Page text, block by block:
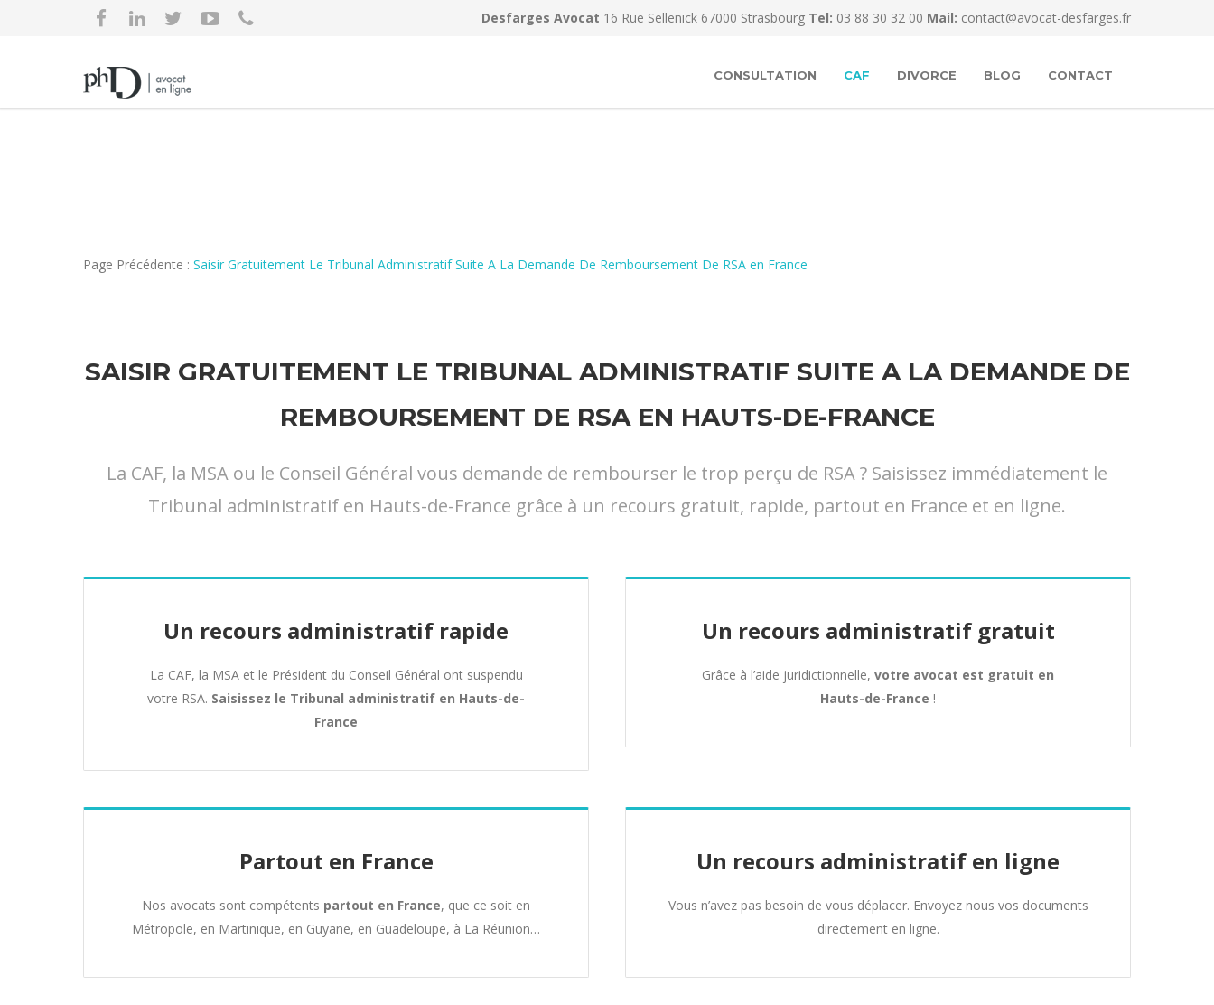
Desfarges Avocat 16 Rue Sellenick 67000 Strasbourg Tel: 03 88 30 32 00 Mail: contact@avocat-desfarges.fr
CONSULTATION CAF DIVORCE BLOG CONTACT
Page Précédente : Saisir Gratuitement Le Tribunal Administratif Suite A La Demande De Remboursement De RSA en France
SAISIR GRATUITEMENT LE TRIBUNAL ADMINISTRATIF SUITE A LA DEMANDE DE
REMBOURSEMENT DE RSA EN HAUTS-DE-FRANCE
La CAF, la MSA ou le Conseil Général vous demande de rembourser le trop perçu de RSA ? Saisissez immédiatement le
Tribunal administratif en Hauts-de-France grâce à un recours gratuit, rapide, partout en France et en ligne.
Un recours administratif rapide
La CAF, la MSA et le Président du Conseil Général ont suspendu
votre RSA. Saisissez le Tribunal administratif en Hauts-de-
France
Un recours administratif gratuit
Grâce à l’aide juridictionnelle, votre avocat est gratuit en
Hauts-de-France !
Partout en France
Nos avocats sont compétents partout en France, que ce soit en
Métropole, en Martinique, en Guyane, en Guadeloupe, à La Réunion…
Un recours administratif en ligne
Vous n’avez pas besoin de vous déplacer. Envoyez nous vos documents
directement en ligne.